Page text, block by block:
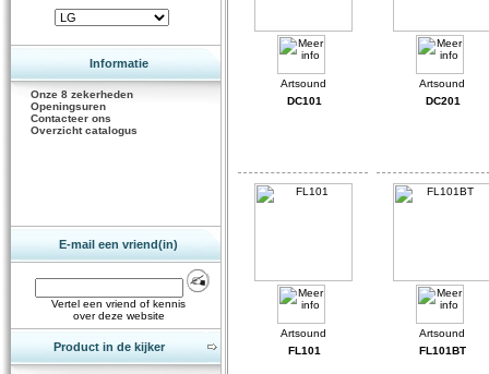
Informatie
Onze 8 zekerheden
Openingsuren
Contacteer ons
Overzicht catalogus
E-mail een vriend(in)
Vertel een vriend of kennis
over deze website
Product in de kijker
DC101 DC201
FL101 FL101BT